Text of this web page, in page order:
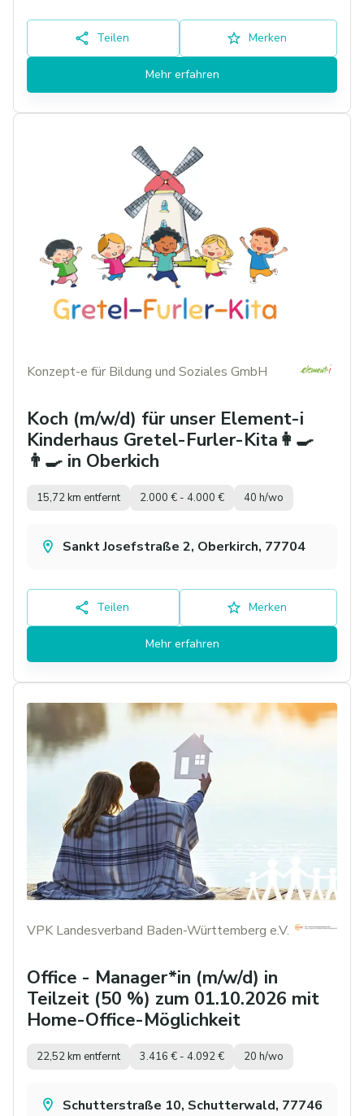
Teilen Merken
Mehr erfahren
Konzept-e für Bildung und Soziales GmbH
Koch (m/w/d) für unser Element-i
Kinderhaus Gretel-Furler-Kita👩‍🍳
👨‍🍳 in Oberkich
15,72 km entfernt 2.000 € - 4.000 € 40 h/wo
Sankt Josefstraße 2, Oberkirch, 77704
Teilen Merken
Mehr erfahren
VPK Landesverband Baden-Württemberg e.V.
Office - Manager*in (m/w/d) in
Teilzeit (50 %) zum 01.10.2026 mit
Home-Office-Möglichkeit
22,52 km entfernt 3.416 € - 4.092 € 20 h/wo
Schutterstraße 10, Schutterwald, 77746